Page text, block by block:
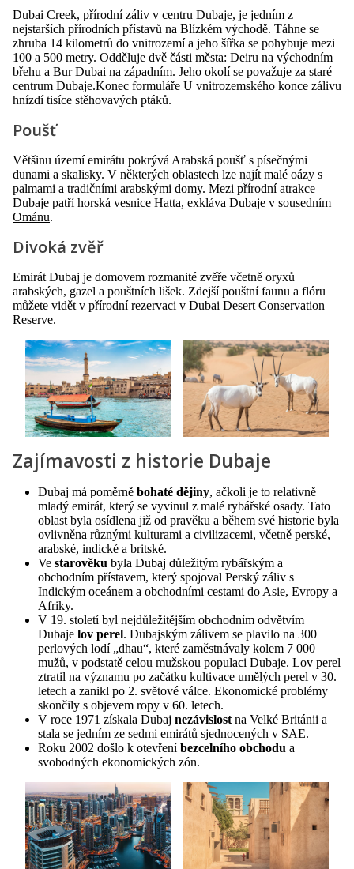
Dubai Creek, přírodní záliv v centru Dubaje, je jedním z
nejstarších přírodních přístavů na Blízkém východě. Táhne se
zhruba 14 kilometrů do vnitrozemí a jeho šířka se pohybuje mezi
100 a 500 metry. Odděluje dvě části města: Deiru na východním
břehu a Bur Dubai na západním. Jeho okolí se považuje za staré
centrum Dubaje.Konec formuláře U vnitrozemského konce zálivu
hnízdí tisíce stěhovavých ptáků.
Poušť
Většinu území emirátu pokrývá Arabská poušť s písečnými
dunami a skalisky. V některých oblastech lze najít malé oázy s
palmami a tradičními arabskými domy. Mezi přírodní atrakce
Dubaje patří horská vesnice Hatta, exkláva Dubaje v sousedním
Ománu.
Divoká zvěř
Emirát Dubaj je domovem rozmanité zvěře včetně oryxů
arabských, gazel a pouštních lišek. Zdejší pouštní faunu a flóru
můžete vidět v přírodní rezervaci v Dubai Desert Conservation
Reserve.
Zajímavosti z historie Dubaje
Dubaj má poměrně bohaté dějiny, ačkoli je to relativně
mladý emirát, který se vyvinul z malé rybářské osady. Tato
oblast byla osídlena již od pravěku a během své historie byla
ovlivněna různými kulturami a civilizacemi, včetně perské,
arabské, indické a britské.
Ve starověku byla Dubaj důležitým rybářským a
obchodním přístavem, který spojoval Perský záliv s
Indickým oceánem a obchodními cestami do Asie, Evropy a
Afriky.
V 19. století byl nejdůležitějším obchodním odvětvím
Dubaje lov perel. Dubajským zálivem se plavilo na 300
perlových lodí „dhau“, které zaměstnávaly kolem 7 000
mužů, v podstatě celou mužskou populaci Dubaje. Lov perel
ztratil na významu po začátku kultivace umělých perel v 30.
letech a zanikl po 2. světové válce. Ekonomické problémy
skončily s objevem ropy v 60. letech.
V roce 1971 získala Dubaj nezávislost na Velké Británii a
stala se jedním ze sedmi emirátů sjednocených v SAE.
Roku 2002 došlo k otevřeníbezcelního obchodu a
svobodných ekonomických zón.